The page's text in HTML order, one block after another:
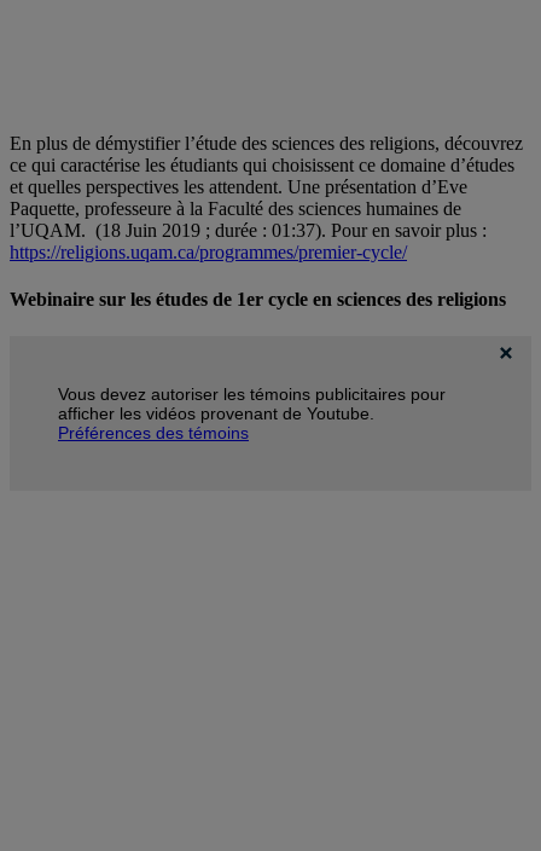
En plus de démystifier l’étude des sciences des religions, découvrez
ce qui caractérise les étudiants qui choisissent ce domaine d’études
et quelles perspectives les attendent. Une présentation d’Eve
Paquette, professeure à la Faculté des sciences humaines de
l’UQAM. (18 Juin 2019 ; durée : 01:37). Pour en savoir plus :
https://religions.uqam.ca/programmes/premier-cycle/
Webinaire sur les études de 1er cycle en sciences des religions
Vous devez autoriser les témoins publicitaires pour
afficher les vidéos provenant de Youtube.
Préférences des témoins